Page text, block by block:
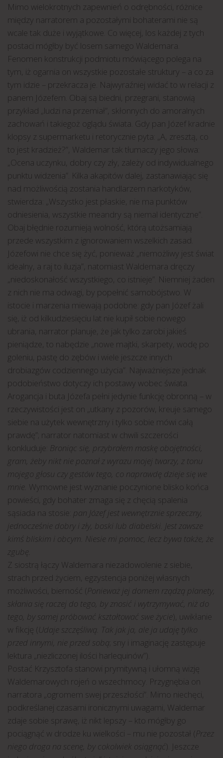
Mimo wielokrotnych zapewnień o odrębności, różnice
między narratorem a pozostałymi bohaterami nie są
wcale tak duże i wyjątkowe. Co więcej, los każdej z tych
postaci mógłby być losem samego Waldemara.
Fenomen konstrukcji podmiotu mówiącego polega na
tym, iż ogarnia on wszystkie pozostałe struktury – a co za
tym idzie – przekracza je. Najwyraźniej widać to w relacji z
panem Józefem. Obaj są biedni, przegrani, stanowią
przykład „ludzi na przemiał”, skłonnych do amoralnych
zachowań i takiegoż oglądu świata. Gdy pan Józef kradnie
klopsy z supermarketu i retorycznie pyta: „A, zresztą, co
to jest kradzież?”, Waldemar tak tłumaczy jego słowa:
„Ocena uczynku, dobry czy zły, zależy od indywidualnego
punktu widzenia”. Kilka akapitów dalej, zastanawiając się
nad możliwością zostania handlarzem narkotyków,
stwierdza: „Wszystko jest płaskie, nie ma punktów
odniesienia, wszystkie meandry są niemal identyczne”.
Obaj błędnie rozumieją wolność, którą utożsamiają
przede wszystkim z ignorowaniem wszelkich zasad.
Józefowi nie chce się żyć, ponieważ „niemożliwy jest świat
idealny, a raj to iluzja”, natomiast Waldemara dręczy
„niedoskonałość wszystkiego, co istnieje”. Niemniej żaden
z nich nie ma odwagi, by popełnić samobójstwo. W
istocie i marzenia miewają podobne: gdy pan Józef żali
się, iż od kilkudziesięciu lat nie kupił sobie nowego
ubrania, narrator planuje, że jak tylko zarobi jakieś
pieniądze, to nabędzie „nowe majtki, skarpety, wodę po
goleniu, pastę do zębów i wiele jeszcze innych
drobiazgów codziennego użycia”. Najważniejsze jednak
podobieństwo dotyczy ich postawy wobec świata.
Arogancja i buta Józefa pełni jedynie funkcję obronną – w
rzeczywistości jest on „utkany z pozorów, kreuje samego
siebie na użytek wewnętrzny i tylko sobie mówi całą
prawdę”; narrator natomiast w chwili szczerości
konkluduje: Broniąc się, przybrałem maskę obojętności,
gram, żeby nikt nie poznał z wyrazu mojej twarzy, z tonu
mojego głosu czy gestów tego, co naprawdę dzieje się we
mnie. Wymowne jest wyznanie poczynione blisko końca
powieści, gdy bohater zmaga się z chęcią spalenia
sąsiada na stosie: pan Józef jest wewnętrznie sprzeczny,
jednocześnie dobry i zły, boski lub diabelski. Jest zawsze
kimś bliskim i obcym. Niesie mi pomoc, lecz bywa także, że
zgubę.
Z siostrą łączy Waldemara niezadowolenie z siebie,
strach przed życiem, egzystencja poniżej własnych
możliwości, bierność (Ponieważ jej domem rządzą planety,
skłania się raczej do tego, by znosić i wytrzymywać, niż do
tego, by samej próbować kształtować swe życie), uwikłanie
w fikcję (Udaje szczęśliwą. Tak jak ja, ale ja udaję tylko
przed innymi, nie przed sobą ; sny i imaginację zastępuje
lektura „niezliczonej ilości harlequinów”).
Postać Krzysztofa stanowi prymitywną i ułomną wizję
Waldemarowych rojeń o wszechmocy. Przygnębia on
narratora „ogromem swej przeszłości”. Mimo niechęci,
podkreślanej czasami ironicznymi uwagami, Waldemar
zdaje sobie sprawę, iż nikt lepszy – kto mógłby go
pociągnąć w drodze ku wielkości – mu nie pozostał (Przez
niego droga na scenę, by cokolwiek osiągnąć ). Jeszcze